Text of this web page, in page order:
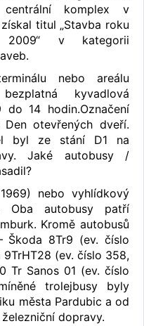
komplex v
titul „Stavba roku
2009“ v kategorii
nebo areálu
kyvadlová
14 hodin.Označení
otevřených dveří.
byl ze stání D1 na
Jaké autobusy /
nebo vyhlídkový
Oba autobusy patří
Kromě autobusů
Škoda 8Tr9 (ev. číslo
(ev. číslo 358,
Tr Sanos 01 (ev. číslo
trolejbusy byly
města Pardubic a od
dopravy.